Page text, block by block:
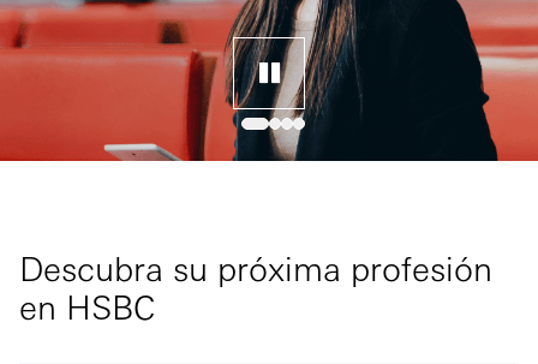
Descubra su próxima profesión
en HSBC